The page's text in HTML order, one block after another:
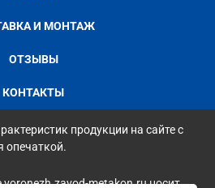
И МОНТАЖ
ОТЗЫВЫ
КОНТАКТЫ
продукции на сайте с
опечаткой.
metakon.ru носит